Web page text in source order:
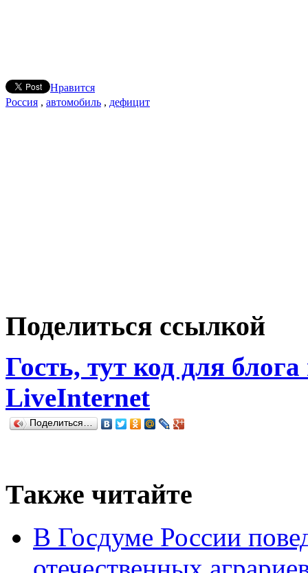
Нравится
Россия , автомобиль , дефицит
Поделиться ссылкой
Гость, тут код для
LiveInternet
Поделиться…
Также читайте
В Госдуме России